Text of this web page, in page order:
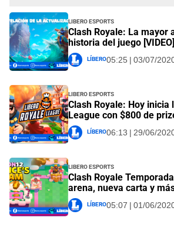
Libero Esports
Clash Royale: La mayor
historia del juego [VIDEO]
Líbero05:25 | 03/07/
Libero Esports
Clash Royale: Hoy inicia
League con $800 de
Líbero06:13 | 29/06/
Libero Esports
Clash Royale
arena, nueva carta y más
Líbero05:07 | 01/06/